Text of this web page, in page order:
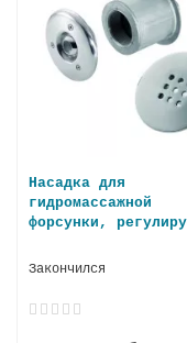
Насадка для
гидромассажной
форсунки,
Закончился